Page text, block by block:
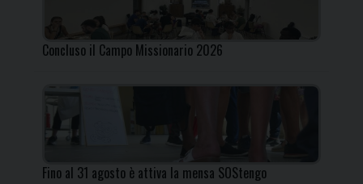
Concluso il Campo Missionario 2026
Fino al 31 agosto è attiva la mensa SOStengo